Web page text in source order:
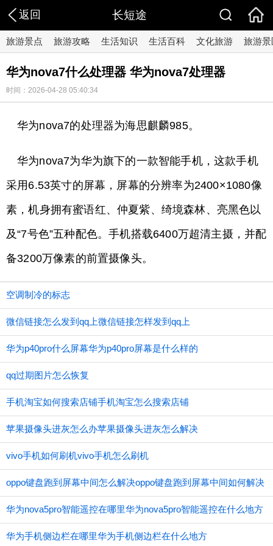
返回 长短途
旅游景点 旅游攻略 生活知识 生活百科 文化旅游 旅游景
华为nova7什么处理器 华为nova7处理器
时间：2026-04-28 05:40:34
华为nova7的处理器为海思麒麟985。
华为nova7为华为旗下的一款智能手机，这款手机
采用6.53英寸的屏幕，屏幕的分辨率为2400×1080像
素，机身拥有蜜语红、仲夏紫、绮境森林、亮黑色以
及“7号色”五种配色。手机搭载6400万超清主摄，并配
备3200万像素的前置摄像头。
空调制冷的标志
微信链接怎么发到qq上微信链接怎样发到qq上
华为p40pro什么屏幕华为p40pro屏幕是什么样的
qq过期图片怎么恢复
手机淘宝如何搜索店铺手机淘宝怎么搜索店铺
苹果摄像头进灰怎么办苹果摄像头进灰怎么解决
vivo手机如何刷机vivo手机怎么刷机
oppo键盘跑到屏幕中间怎么解决oppo键盘跑到屏幕中间如何解决
华为nova5pro智能遥控在哪里华为nova5pro智能遥控在什么地方
华为手机侧边栏在哪里华为手机侧边栏在什么地方